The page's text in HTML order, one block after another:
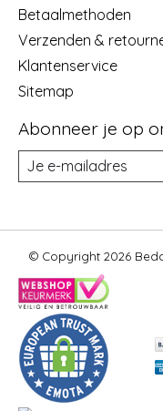
Betaalmethoden
Verzenden &
Klantenservice
Sitemap
Abonneer je op
© Copyright 2026